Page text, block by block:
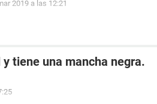
2019 a las 12:21
tiene una mancha negra.